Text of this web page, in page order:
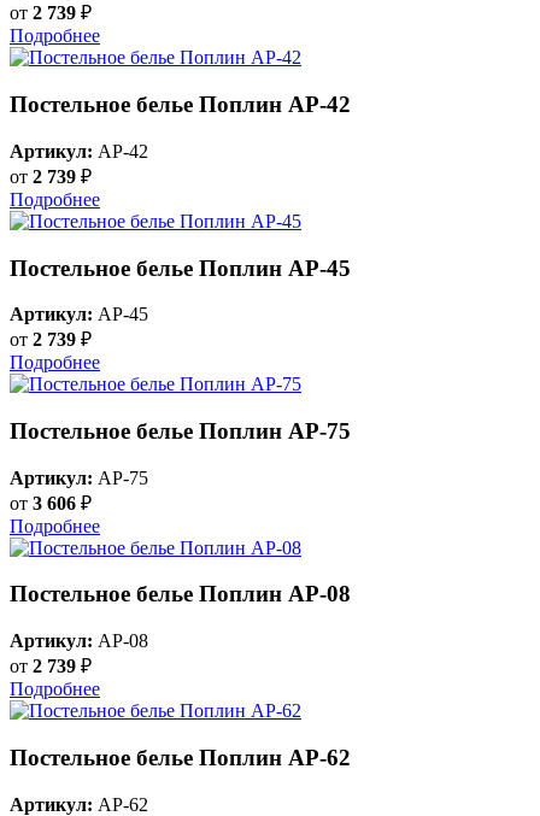
от 2 739 ₽
Подробнее
Постельное белье Поплин AP-42
Артикул: AP-42
от 2 739 ₽
Подробнее
Постельное белье Поплин AP-45
Артикул: AP-45
от 2 739 ₽
Подробнее
Постельное белье Поплин AP-75
Артикул: AP-75
от 3 606 ₽
Подробнее
Постельное белье Поплин AP-08
Артикул: AP-08
от 2 739 ₽
Подробнее
Постельное белье Поплин AP-62
Артикул: AP-62